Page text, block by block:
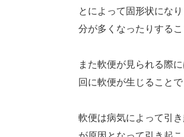
とによって固形状にな
分が多くなったりする
また軟便が見られる際
回に軟便が生じること
軟便は病気によって引